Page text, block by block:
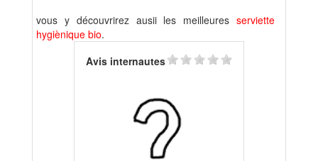
vous y découvrirez ausii les meilleures serviette
hygiènique bio.
Avis internautes